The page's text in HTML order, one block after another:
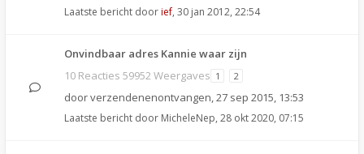
Laatste bericht doorief, 30 jan 2012, 22:54
Onvindbaar adres Kannie waar zijn
10 Reacties 59952 Weergaves 1 2
doorverzendenenontvangen,27 sep 2015, 13:53
Laatste bericht door MicheleNep, 28 okt 2020, 07:15